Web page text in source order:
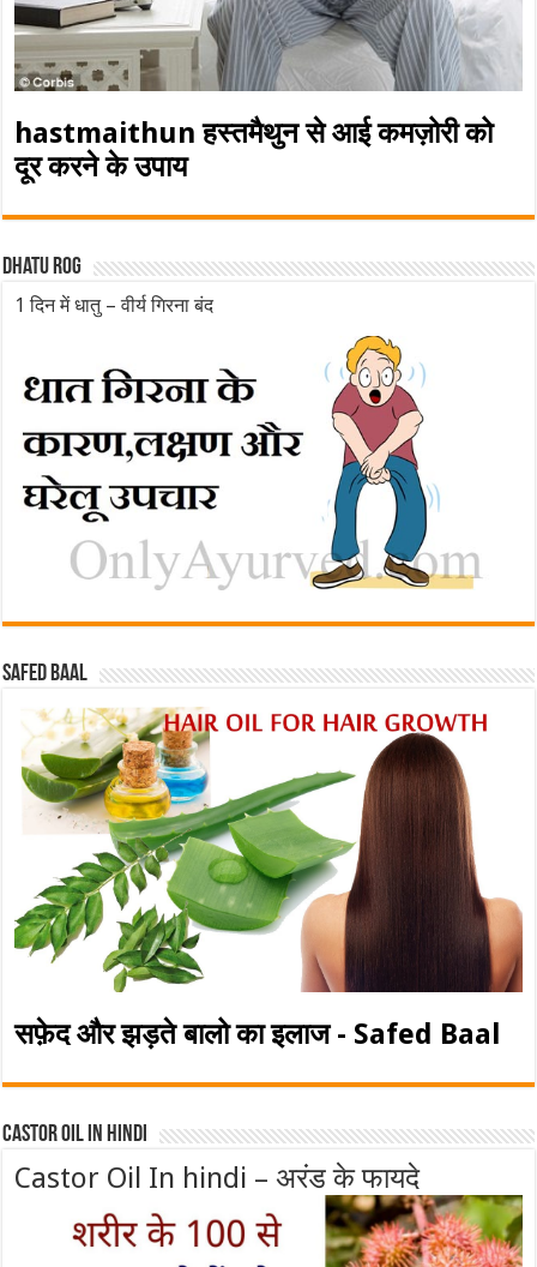
hastmaithun हस्तमैथुन से आई कमज़ोरी को
दूर करने के उपाय
Dhatu rog
1 दिन में धातु – वीर्य गिरना बंद
Safed baal
सफ़ेद और झड़ते बालो का इलाज - Safed Baal
Castor Oil In Hindi
Castor Oil In hindi – अरंड के फायदे